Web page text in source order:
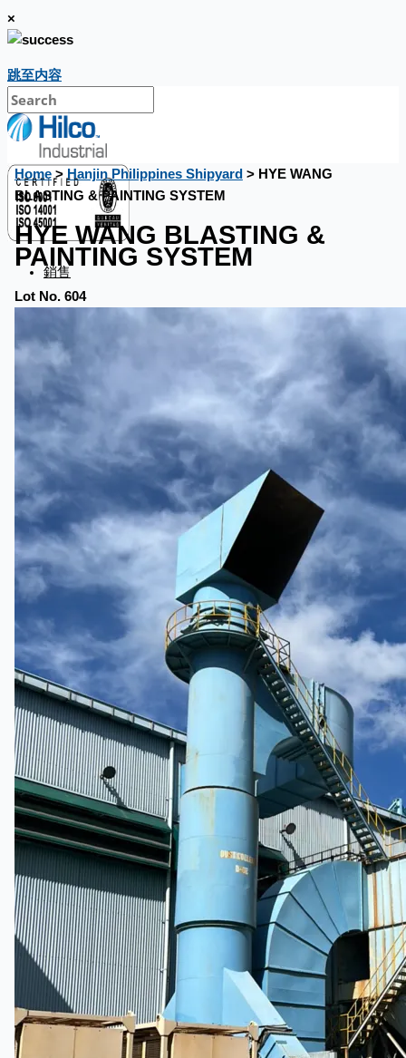
×
跳至内容
銷售
當前銷售
過往銷售
個案研究
新聞稿
Home> Hanjin Philippines Shipyard> HYE WANG
BLASTING & PAINTING SYSTEM
HYE WANG BLASTING &
PAINTING SYSTEM
Lot No. 604